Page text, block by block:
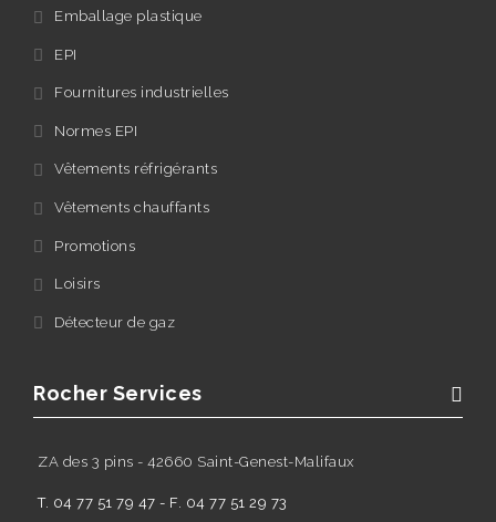
Emballage plastique
EPI
Fournitures industrielles
Normes EPI
Vêtements réfrigérants
Vêtements chauffants
Promotions
Loisirs
Détecteur de gaz
Rocher Services
ZA des 3 pins - 42660 Saint-Genest-Malifaux
T. 04 77 51 79 47 - F. 04 77 51 29 73